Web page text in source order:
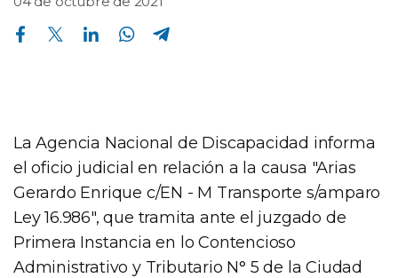
Compartir en Facebook Compartir en Twitter Compartir en Linkedin Compartir en Whatsapp
La Agencia Nacional de Discapacidad informa
el oficio judicial en relación a la causa "Arias
Gerardo Enrique c/EN - M Transporte s/amparo
Ley 16.986", que tramita ante el juzgado de
Primera Instancia en lo Contencioso
Administrativo y Tributario N° 5 de la Ciudad